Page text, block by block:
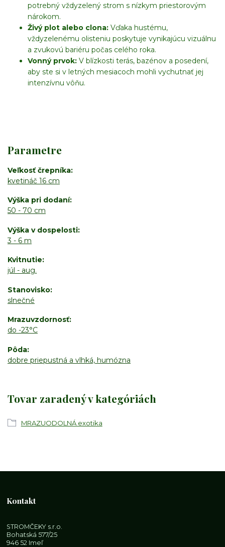
potrebný vždyzelený strom s nízkym priestorovým
nárokom.
Živý plot alebo clona: Vďaka hustému,
vždyzelenému olisteniu poskytuje vynikajúcu vizuálnu
a zvukovú bariéru počas celého roka.
Vonný prvok: V blízkosti terás, bazénov a posedení,
aby ste si v letných mesiacoch mohli vychutnať jej
intenzívnu vôňu.
Parametre
Veľkosť črepníka
kvetináč 16 cm
Výška pri dodaní
50 - 70 cm
Výška v dospelosti
3 - 6 m
Kvitnutie
júl - aug.
Stanovisko
slnečné
Mrazuvzdornosť
do -23°C
Pôda
dobre priepustná a vlhká, humózna
Tovar zaradený v kategóriách
MRAZUODOLNÁ exotika
Kontakt
STROMČEKY s.r.o.
Bohatská 577/25
946 52 Imeľ